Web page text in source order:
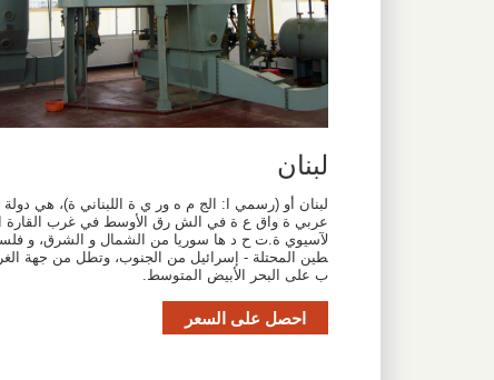
لبنان
لبنان أو (رسمي ا: الج م ه ور ي ة اللبناني ة)، هي دولة
عربي ة واق ع ة في الش رق الأوسط في غرب القارة ا
لآسيوي ة.ت ح د ها سوريا من الشمال و الشرق، و فلس
طين المحتلة - إسرائيل من الجنوب، وتطل من جهة الغر
ب على البحر الأبيض المتوسط.
احصل على السعر